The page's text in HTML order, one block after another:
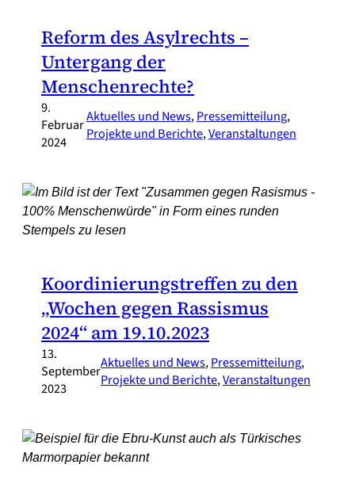
Reform des Asylrechts –
Untergang der
Menschenrechte?
9.
Februar
2024
Aktuelles und News, Pressemitteilung,
Projekte und Berichte, Veranstaltungen
Koordinierungstreffen zu den
„Wochen gegen Rassismus
2024“ am 19.10.2023
13.
September
2023
Aktuelles und News, Pressemitteilung
Projekte und Berichte, Veranstaltungen